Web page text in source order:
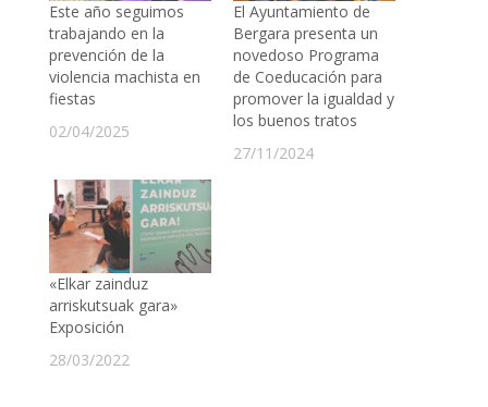
Este año seguimos
trabajando en la
prevención de la
violencia machista en
fiestas
02/04/2025
El Ayuntamiento de
Bergara presenta un
novedoso Programa
de Coeducación para
promover la igualdad y
los buenos tratos
27/11/2024
«Elkar zainduz
arriskutsuak gara»
Exposición
28/03/2022